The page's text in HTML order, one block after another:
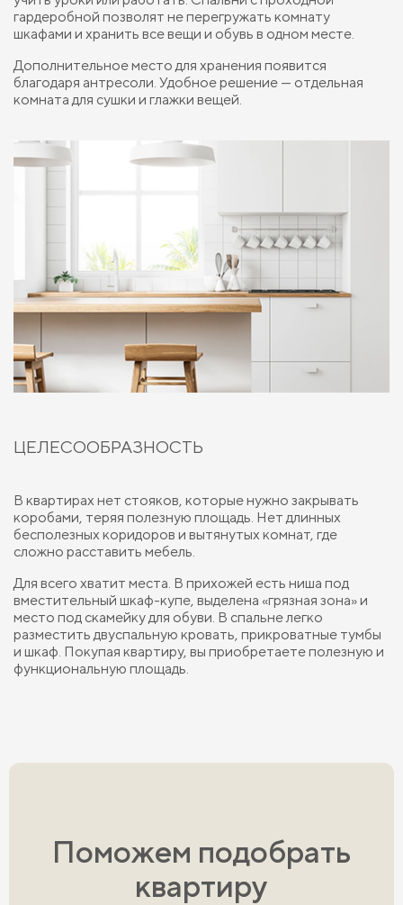
гардеробной позволят не перегружать комнату
шкафами и хранить все вещи и обувь в одном месте.
Дополнительное место для хранения появится
благодаря антресоли. Удобное решение — отдельная
комната для сушки и глажки вещей.
ЦЕЛЕСООБРАЗНОСТЬ
В квартирах нет стояков, которые нужно закрывать
коробами, теряя полезную площадь. Нет длинных
бесполезных коридоров и вытянутых комнат, где
сложно расставить мебель.
Для всего хватит места. В прихожей есть ниша под
вместительный шкаф-купе, выделена «грязная зона» и
место под скамейку для обуви. В спальне легко
разместить двуспальную кровать, прикроватные тумбы
и шкаф. Покупая квартиру, вы приобретаете полезную и
функциональную площадь.
Поможем подобрать
квартиру